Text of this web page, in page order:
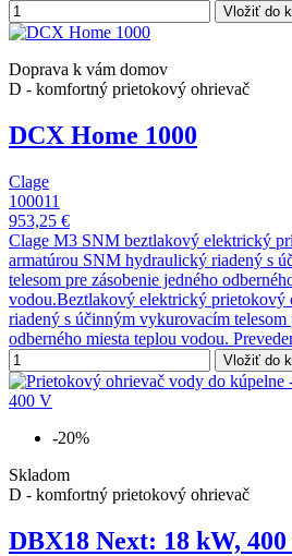
Vložiť do
Doprava k vám domov
D - komfortný prietokový ohrievač
DCX Home 1000
Clage
100011
953,25 €
Clage M3 SNM beztlakový elektrický
armatúrou SNM hydraulický riadený s
telesom pre zásobenie jedného
vodou.Beztlakový elektrický
riadený s účinným vykurovacím telesom
odberného miesta teplou vodou.
Vložiť do
-20%
Skladom
D - komfortný prietokový ohrievač
DBX18 Next: 18 kW,